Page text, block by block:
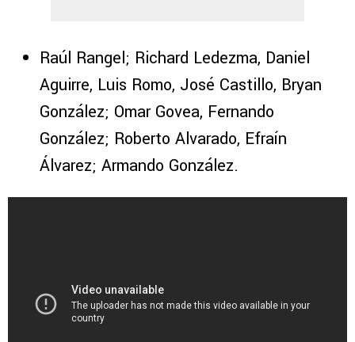
Raúl Rangel; Richard Ledezma, Daniel
Aguirre, Luis Romo, José Castillo, Bryan
González; Omar Govea, Fernando
González; Roberto Alvarado, Efraín
Álvarez; Armando González.